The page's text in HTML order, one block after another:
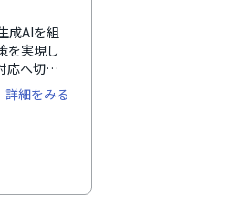
成AIを組
を実現し
応へ切り
ベースな
詳細をみる